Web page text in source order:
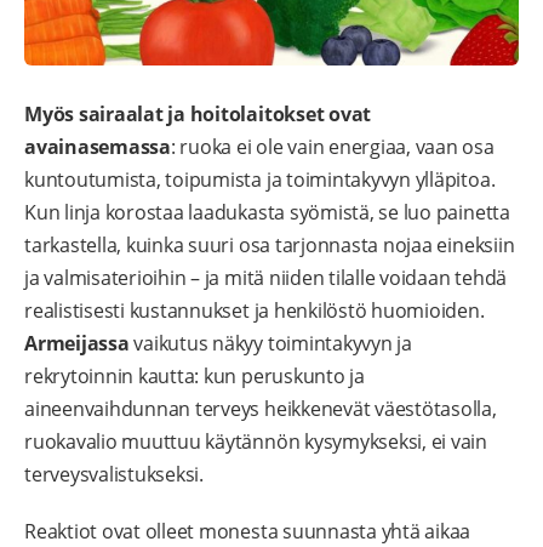
Myös sairaalat ja hoitolaitokset ovat
avainasemassa: ruoka ei ole vain energiaa, vaan osa
kuntoutumista, toipumista ja toimintakyvyn ylläpitoa.
Kun linja korostaa laadukasta syömistä, se luo painetta
tarkastella, kuinka suuri osa tarjonnasta nojaa eineksiin
ja valmisaterioihin – ja mitä niiden tilalle voidaan tehdä
realistisesti kustannukset ja henkilöstö huomioiden.
Armeijassavaikutus näkyy toimintakyvyn ja
rekrytoinnin kautta: kun peruskunto ja
aineenvaihdunnan terveys heikkenevät väestötasolla,
ruokavalio muuttuu käytännön kysymykseksi, ei vain
terveysvalistukseksi.
Reaktiot ovat olleet monesta suunnasta yhtä aikaa